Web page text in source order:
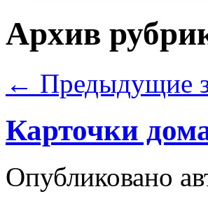
Архив
← Предыдущие
Карточки
Опубликовано